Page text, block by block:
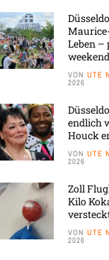
Leben –
VON UTE
2026
endlich
Houck
VON UTE
2026
Zoll
Kilo
VON UTE
2026